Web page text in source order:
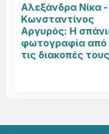
Αλεξάνδρα Νίκα -
Κωνσταντίνος
Αργυρός: Η
φωτογραφία από
τις διακοπές τους